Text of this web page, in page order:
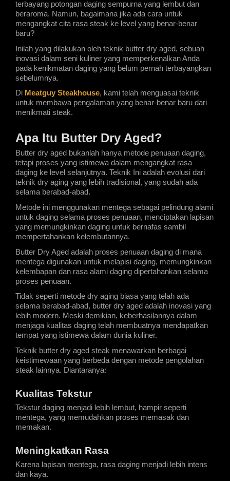
terbayang potongan daging sempurna yang lembut dan
beraroma. Namun, bagaimana jika ada cara untuk
mengangkat cita rasa steak ke level yang benar-benar
baru?
Inilah yang dilakukan oleh teknik butter dry aged, sebuah
inovasi dalam seni kuliner yang memperkenalkan Anda
pada kenikmatan daging yang belum pernah terbayangkan
sebelumnya.
Di Meatguy Steakhouse, kami telah menguasai teknik
untuk membawa pengalaman yang benar-benar baru dari
menikmati steak.
Apa Itu Butter Dry Aged?
Butter dry aged bukanlah hanya metode penuaan daging,
tetapi proses yang istimewa dalam mengangkat rasa
daging ke level selanjutnya. Teknik Ini adalah evolusi dari
teknik dry aging yang lebih tradisional, yang sudah ada
selama berabad-abad.
Metode ini menggunakan mentega sebagai pelindung alami
untuk daging selama proses penuaan, menciptakan lapisan
yang memungkinkan daging untuk bernafas sambil
mempertahankan kelembutannya.
Butter Dry Aged adalah proses penuaan daging di mana
mentega digunakan untuk melapisi daging, memungkinkan
kelembapan dan rasa alami daging dipertahankan selama
proses penuaan.
Tidak seperti metode dry aging biasa yang telah ada
selama berabad-abad, butter dry aged adalah inovasi yang
lebih modern. Meski demikian, keberhasilannya dalam
menjaga kualitas daging telah membuatnya mendapatkan
tempat yang istimewa dalam dunia kuliner.
Teknik butter dry aged steak menawarkan berbagai
keistimewaan yang berbeda dengan metode pengolahan
steak lainnya. Diantaranya:
Kualitas Tekstur
Tekstur daging menjadi lebih lembut, hampir seperti
mentega, yang memudahkan proses memasak dan
memakan.
Meningkatkan Rasa
Karena lapisan mentega, rasa daging menjadi lebih intens
dan kaya.